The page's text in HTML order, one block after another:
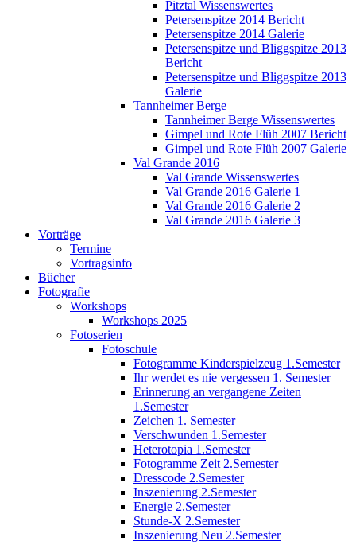
Pitztal Wissenswertes
Petersenspitze 2014 Bericht
Petersenspitze 2014 Galerie
Petersenspitze und Bliggspitze 2013
Bericht
Petersenspitze und Bliggspitze 2013
Galerie
Tannheimer Berge
Tannheimer Berge Wissenswertes
Gimpel und Rote Flüh 2007 Bericht
Gimpel und Rote Flüh 2007 Galerie
Val Grande 2016
Val Grande Wissenswertes
Val Grande 2016 Galerie 1
Val Grande 2016 Galerie 2
Val Grande 2016 Galerie 3
Vorträge
Termine
Vortragsinfo
Bücher
Fotografie
Workshops
Workshops 2025
Fotoserien
Fotoschule
Fotogramme Kinderspielzeug 1.Semester
Ihr werdet es nie vergessen 1. Semester
Erinnerung an vergangene Zeiten
1.Semester
Zeichen 1. Semester
Verschwunden 1.Semester
Heterotopia 1.Semester
Fotogramme Zeit 2.Semester
Dresscode 2.Semester
Inszenierung 2.Semester
Energie 2.Semester
Stunde-X 2.Semester
Inszenierung Neu 2.Semester